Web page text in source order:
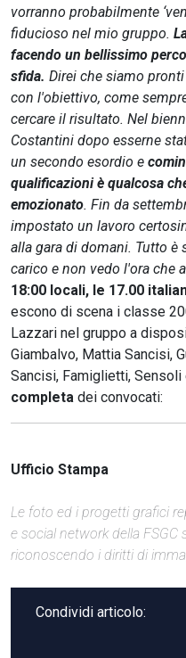
vorranno probabilmente
fiducioso nel mio gruppo.
facendo un bellissimo
sfida. Direi che siamo
con l'obiettivo, come
cercare il risultato. Nel
Costantini dopo esserne
un secondo esordio e
qualificazioni è qualcosa
emozionato. Fin da
impostato un lavoro
alla gara di domani. Tutto
carico e non vedo l'ora che
18:00 locali, le 17.00
escono di scena i classe
Lazzari nel gruppo a
Giambalvo, Mattia Sancisi,
Sancisi, Famiglietti, Sensoli
completa dei convocati:
Ufficio Stampa
Le foto ed i progetti grafici
e social network della FSGC
riconoscendo i diritti di
Condividi articolo: